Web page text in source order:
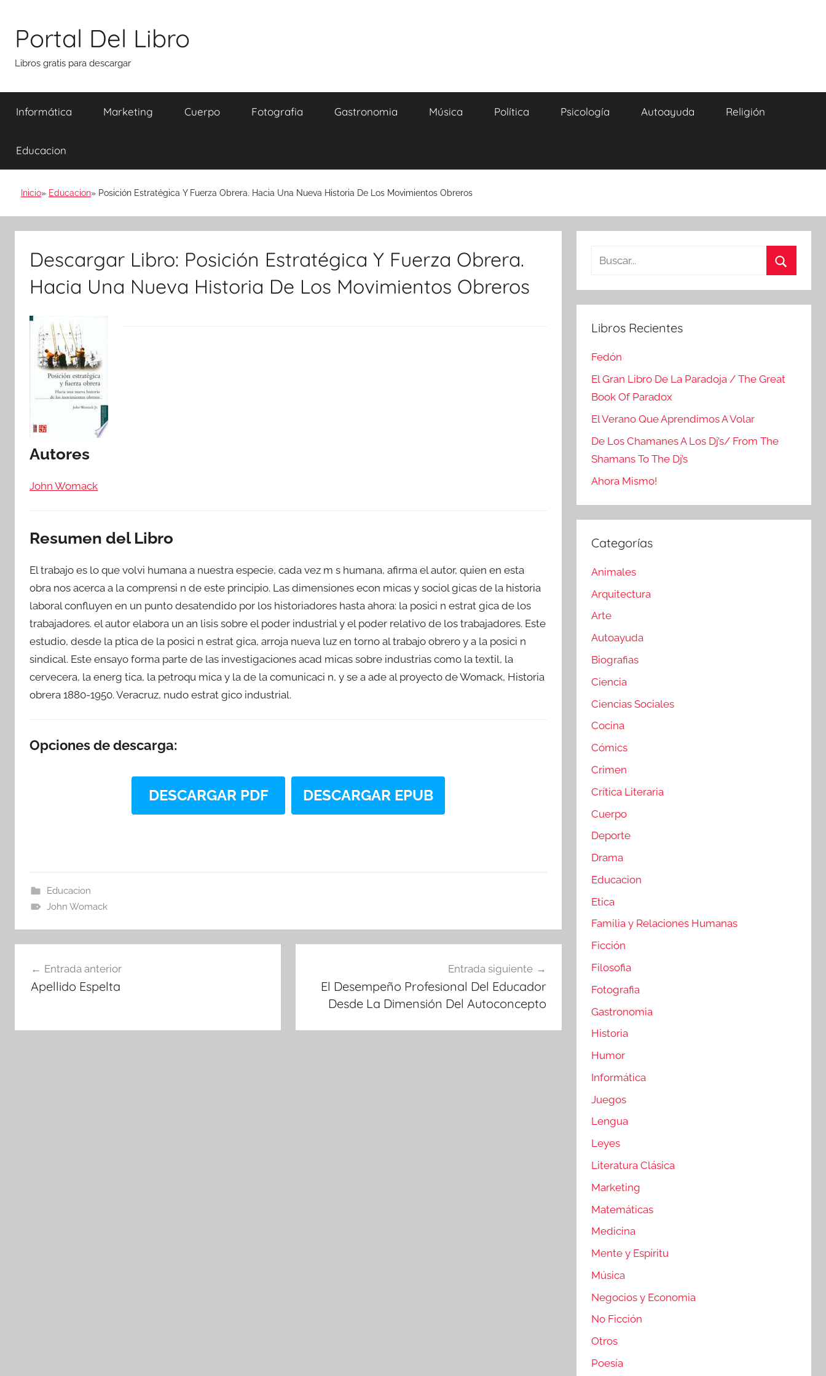
contenido
Portal Del Libro
Libros gratis para descargar
Informática Marketing Cuerpo Fotografia Gastronomia Música Política Psicología Autoayuda Religión
Educacion
Inicio Educacion Posición Estratégica Y Fuerza Obrera. Hacia Una Nueva Historia De Los Movimientos Obreros
Descargar Libro: Posición Estratégica Y Fuerza Obrera.
Hacia Una Nueva Historia De Los Movimientos Obreros
Autores
John Womack
Resumen del Libro
El trabajo es lo que volvi humana a nuestra especie, cada vez m s humana, afirma el autor, quien en esta
obra nos acerca a la comprensi n de este principio. Las dimensiones econ micas y sociol gicas de la historia
laboral confluyen en un punto desatendido por los historiadores hasta ahora: la posici n estrat gica de los
trabajadores. el autor elabora un an lisis sobre el poder industrial y el poder relativo de los trabajadores. Este
estudio, desde la ptica de la posici n estrat gica, arroja nueva luz en torno al trabajo obrero y a la posici n
sindical. Este ensayo forma parte de las investigaciones acad micas sobre industrias como la textil, la
cervecera, la energ tica, la petroqu mica y la de la comunicaci n, y se a ade al proyecto de Womack, Historia
obrera 1880-1950. Veracruz, nudo estrat gico industrial.
Opciones de descarga:
DESCARGAR PDF DESCARGAR EPUB
Educacion
John Womack
de
entradas
Entrada anterior
Apellido Espelta
Entrada siguiente
El Desempeño Profesional Del Educador
Desde La Dimensión Del Autoconcepto
Buscar:
Libros Recientes
Fedón
El Gran Libro De La Paradoja / The Great
Book Of Paradox
El Verano Que Aprendimos A Volar
De Los Chamanes A Los Dj’s/ From The
Shamans To The Dj’s
Ahora Mismo!
Categorías
Animales
Arquitectura
Arte
Autoayuda
Biografias
Ciencia
Ciencias Sociales
Cocina
Cómics
Crimen
Crítica Literaria
Cuerpo
Deporte
Drama
Educacion
Etica
Familia y Relaciones Humanas
Ficción
Filosofia
Fotografia
Gastronomia
Historia
Humor
Informática
Juegos
Lengua
Leyes
Literatura Clásica
Marketing
Matemáticas
Medicina
Mente y Espíritu
Música
Negocios y Economia
No Ficción
Otros
Poesía